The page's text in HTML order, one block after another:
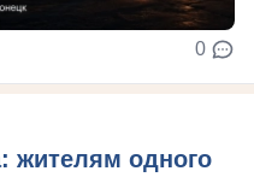
0
жителям одного